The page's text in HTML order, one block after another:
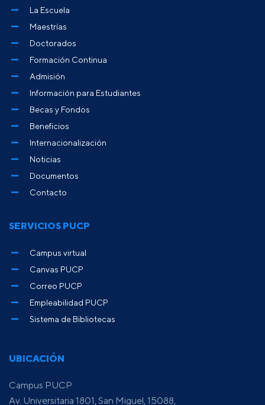
UBICACIÓN
Campus PUCP
Av. Universitaria 1801, San Miguel, 15088,
La Escuela
Maestrías
Doctorados
Formación Continua
Admisión
Información para Estudiantes
Becas y Fondos
Beneficios
Internacionalización
Noticias
Documentos
Contacto
SERVICIOS PUCP
Campus virtual
Canvas PUCP
Correo PUCP
Empleabilidad PUCP
Sistema de Bibliotecas